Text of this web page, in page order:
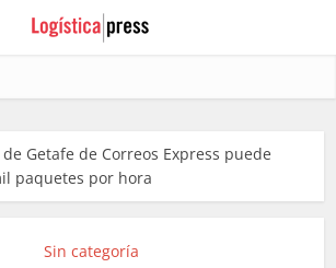
Getafe de Correos Express puede
paquetes por hora
Sin categoría